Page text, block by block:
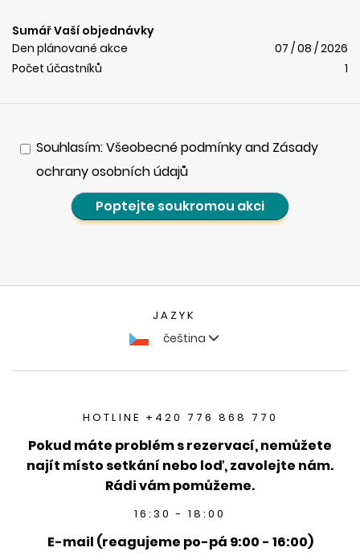
Sumář Vaší objednávky
Den plánované akce
07 / 08 / 2026
Počet účastníků
1
Souhlasím: Všeobecné podmínky and Zásady
ochrany osobních údajů
Poptejte soukromou akci
JAZYK
čeština
HOTLINE +420 776 868 770
Pokud máte problém s rezervací, nemůžete
najít místo setkání nebo loď, zavolejte nám.
Rádi vám pomůžeme.
16:30 - 18:00
E-mail (reagujeme po-pá 9:00 - 16:00)